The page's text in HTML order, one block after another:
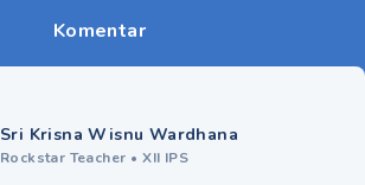
Komentar
Sri Krisna Wisnu Wardhana
Rockstar Teacher • XII IPS